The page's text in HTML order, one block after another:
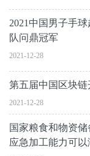
2021中国男子手
队问鼎冠军
2021-12-28
第五届中国区块
2021-12-28
国家粮食和物资
应急加工能力可